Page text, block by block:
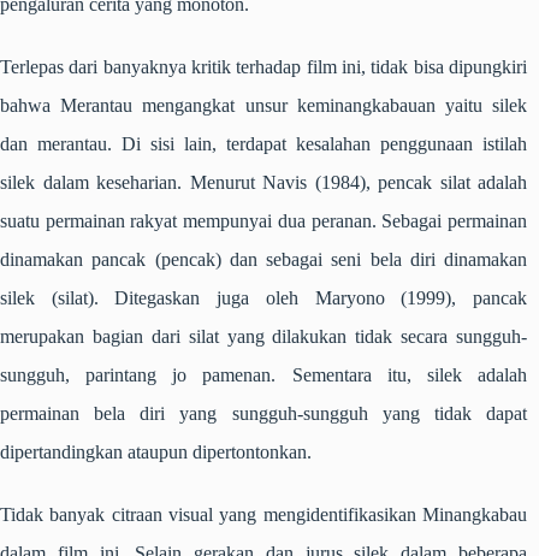
pengaluran cerita yang monoton.
Terlepas dari banyaknya kritik terhadap film ini, tidak bisa dipungkiri
bahwaMerantau mengangkat unsur keminangkabauan yaitusilek
dan merantau. Di sisi lain, terdapat kesalahan penggunaan istilah
silek dalam keseharian. Menurut Navis (1984), pencak silat adalah
suatu permainan rakyat mempunyai dua peranan. Sebagai permainan
dinamakanpancak (pencak) dan sebagai seni bela diri dinamakan
silek (silat). Ditegaskan juga oleh Maryono (1999), pancak
merupakan bagian dari silat yang dilakukan tidak secara sungguh-
sungguh,parintang jo pamenan. Sementara itu, silekadalah
permainan bela diri yang sungguh-sungguh yang tidak dapat
dipertandingkan ataupun dipertontonkan.
Tidak banyak citraan visual yang mengidentifikasikan Minangkabau